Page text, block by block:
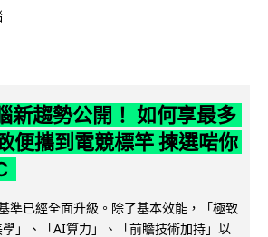
新趨勢公開！ 如何享最多
攜到電競標竿 揀選啱你
準已經全面升級。除了基本效能，「極致
」、「AI算力」、「前瞻技術加持」以